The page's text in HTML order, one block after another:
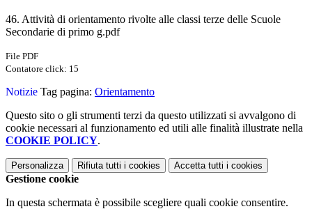
46. Attività di orientamento rivolte alle classi terze delle Scuole
Secondarie di primo g.pdf
File PDF
Contatore click: 15
Notizie Tag pagina: Orientamento
Questo sito o gli strumenti terzi da questo utilizzati si avvalgono di
cookie necessari al funzionamento ed utili alle finalità illustrate nella
COOKIE POLICY.
Personalizza Rifiuta tutti i cookies Accetta tutti i cookies
Gestione cookie
In questa schermata è possibile scegliere quali cookie consentire.